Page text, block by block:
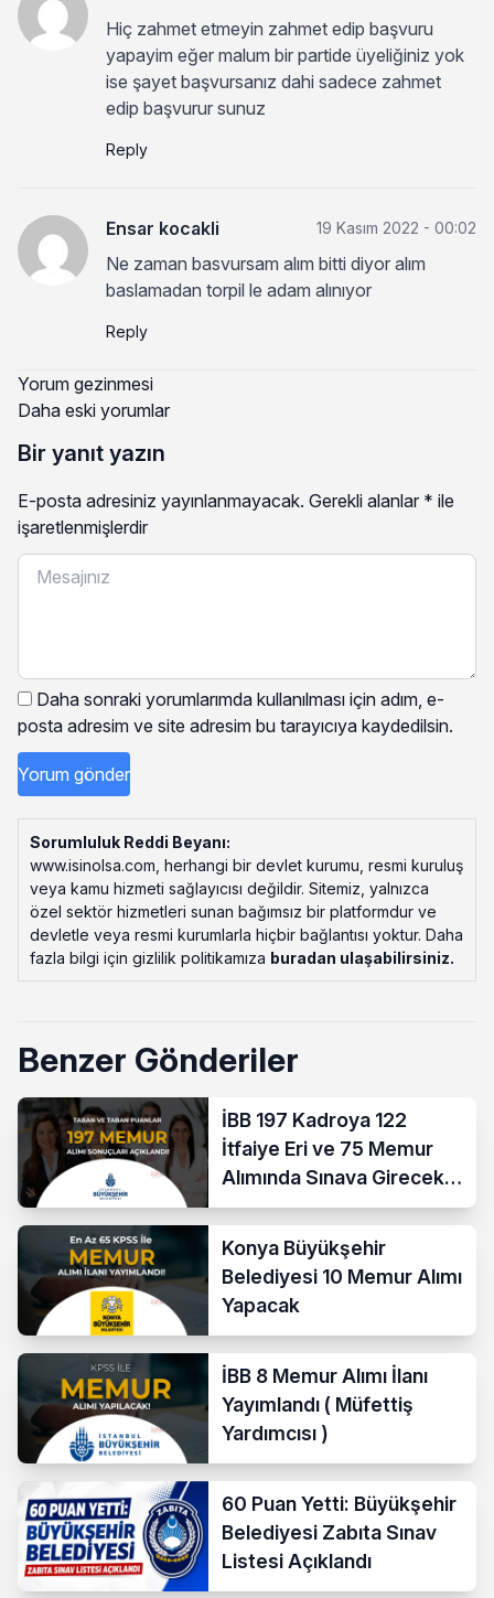
Hiç zahmet etmeyin zahmet edip başvuru
yapayim eğer malum bir partide üyeliğiniz yok
ise şayet başvursanız dahi sadece zahmet
edip başvurur sunuz
Reply
Ensar kocakli 19 Kasım 2022 - 00:02
Ne zaman basvursam alım bitti diyor alım
baslamadan torpil le adam alınıyor
Reply
Yorum gezinmesi
Daha eski yorumlar
Bir yanıt yazın
E-posta adresiniz yayınlanmayacak. Gerekli alanlar * ile
işaretlenmişlerdir
Daha sonraki yorumlarımda kullanılması için adım, e-
posta adresim ve site adresim bu tarayıcıya kaydedilsin.
Sorumluluk Reddi Beyanı:
www.isinolsa.com, herhangi bir devlet kurumu, resmi kuruluş
veya kamu hizmeti sağlayıcısı değildir. Sitemiz, yalnızca
özel sektör hizmetleri sunan bağımsız bir platformdur ve
devletle veya resmi kurumlarla hiçbir bağlantısı yoktur. Daha
fazla bilgi için gizlilik politikamıza buradan ulaşabilirsiniz.
Benzer Gönderiler
İBB 197 Kadroya 122
İtfaiye Eri ve 75 Memur
Alımında Sınava Girecek
712 Aday Belli Oldu
Konya Büyükşehir
Belediyesi 10 Memur Alımı
Yapacak
İBB 8 Memur Alımı İlanı
Yayımlandı ( Müfettiş
Yardımcısı )
60 Puan Yetti: Büyükşehir
Belediyesi Zabıta Sınav
Listesi Açıklandı